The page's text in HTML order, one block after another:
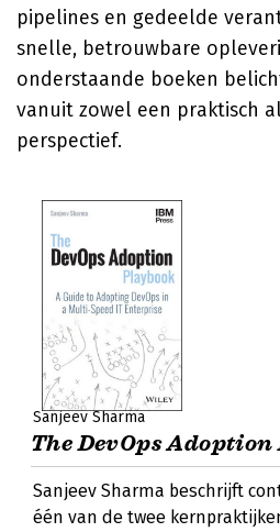
pipelines en gedeelde
snelle, betrouwbare
onderstaande boeken
vanuit zowel een praktisch
perspectief.
Sanjeev Sharma
The DevOps
Sanjeev Sharma beschrijft
één van de twee